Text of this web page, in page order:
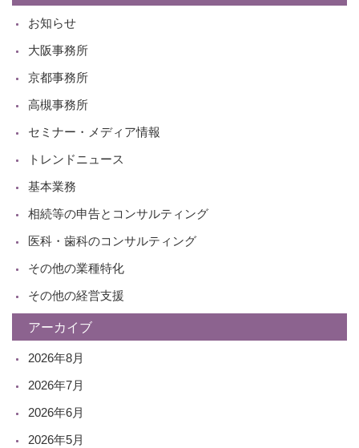
お知らせ
大阪事務所
京都事務所
高槻事務所
セミナー・メディア情報
トレンドニュース
基本業務
相続等の申告とコンサルティング
医科・歯科のコンサルティング
その他の業種特化
その他の経営支援
アーカイブ
2026年8月
2026年7月
2026年6月
2026年5月